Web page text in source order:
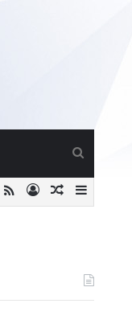
Losowy
Zaloguj
RSS